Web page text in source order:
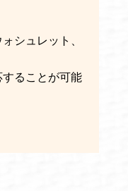
シュレット、
ることが可能